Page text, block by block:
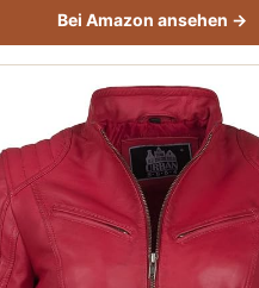
Bei Amazon ansehen →